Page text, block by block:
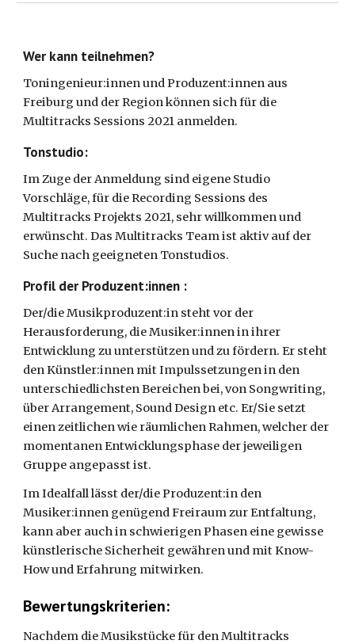
Wer kann teilnehmen?
Toningenieur:innen und Produzent:innen aus
Freiburg und der Region können sich für die
Multitracks Sessions 2021 anmelden.
Tonstudio:
Im Zuge der Anmeldung sind eigene Studio
Vorschläge, für die Recording Sessions des
Multitracks Projekts 2021, sehr willkommen und
erwünscht. Das Multitracks Team ist aktiv auf der
Suche nach geeigneten Tonstudios.
Profil der Produzent:innen :
Der/die Musikproduzent:in steht vor der
Herausforderung, die Musiker:innen in ihrer
Entwicklung zu unterstützen und zu fördern. Er steht
den Künstler:innen mit Impulssetzungen in den
unterschiedlichsten Bereichen bei, von Songwriting,
über Arrangement, Sound Design etc. Er/Sie setzt
einen zeitlichen wie räumlichen Rahmen, welcher der
momentanen Entwicklungsphase der jeweiligen
Gruppe angepasst ist.
Im Idealfall lässt der/die Produzent:in den
Musiker:innen genügend Freiraum zur Entfaltung,
kann aber auch in schwierigen Phasen eine gewisse
künstlerische Sicherheit gewähren und mit Know-
How und Erfahrung mitwirken.
Bewertungskriterien:
Nachdem die Musikstücke für den Multitracks